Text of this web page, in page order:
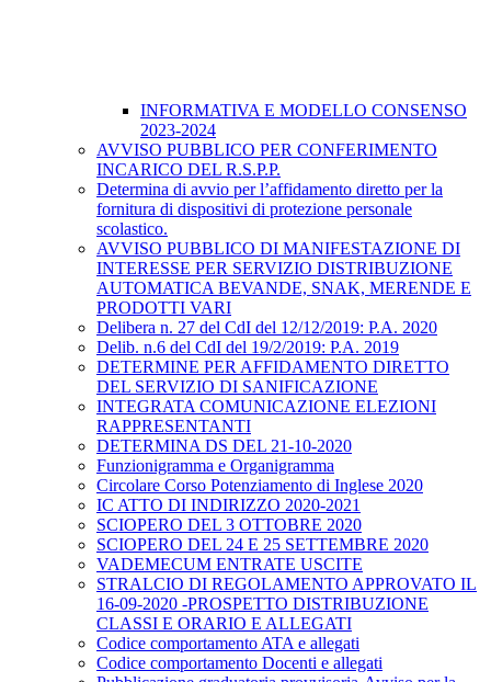
INFORMATIVA E MODELLO CONSENSO
2023-2024
AVVISO PUBBLICO PER CONFERIMENTO
INCARICO DEL R.S.P.P.
Determina di avvio per l’affidamento diretto per la
fornitura di dispositivi di protezione personale
scolastico.
AVVISO PUBBLICO DI MANIFESTAZIONE DI
INTERESSE PER SERVIZIO DISTRIBUZIONE
AUTOMATICA BEVANDE, SNAK, MERENDE E
PRODOTTI VARI
Delibera n. 27 del CdI del 12/12/2019: P.A. 2020
Delib. n.6 del CdI del 19/2/2019: P.A. 2019
DETERMINE PER AFFIDAMENTO DIRETTO
DEL SERVIZIO DI SANIFICAZIONE
INTEGRATA COMUNICAZIONE ELEZIONI
RAPPRESENTANTI
DETERMINA DS DEL 21-10-2020
Funzionigramma e Organigramma
Circolare Corso Potenziamento di Inglese 2020
IC ATTO DI INDIRIZZO 2020-2021
SCIOPERO DEL 3 OTTOBRE 2020
SCIOPERO DEL 24 E 25 SETTEMBRE 2020
VADEMECUM ENTRATE USCITE
STRALCIO DI REGOLAMENTO APPROVATO IL
16-09-2020 -PROSPETTO DISTRIBUZIONE
CLASSI E ORARIO E ALLEGATI
Codice comportamento ATA e allegati
Codice comportamento Docenti e allegati